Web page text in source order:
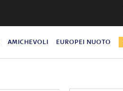
AMICHEVOLI EUROPEI NUOTO